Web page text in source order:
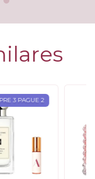
3 PAGUE 2